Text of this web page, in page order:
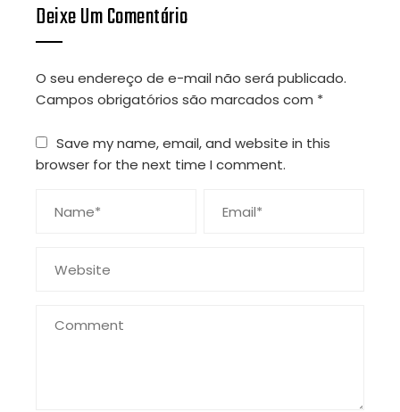
Deixe Um Comentário
O seu endereço de e-mail não será publicado.
Campos obrigatórios são marcados com *
Save my name, email, and website in this
browser for the next time I comment.